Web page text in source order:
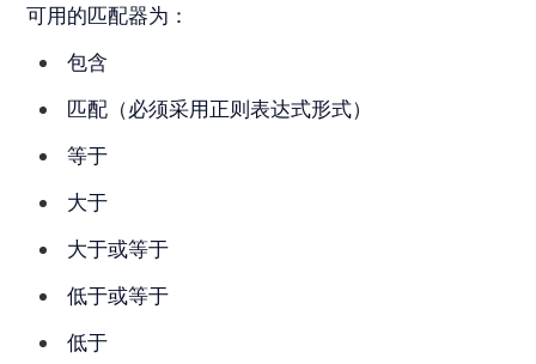
可用的匹配器为：
包含
匹配（必须采用正则表达式形式）
等于
大于
大于或等于
低于或等于
低于